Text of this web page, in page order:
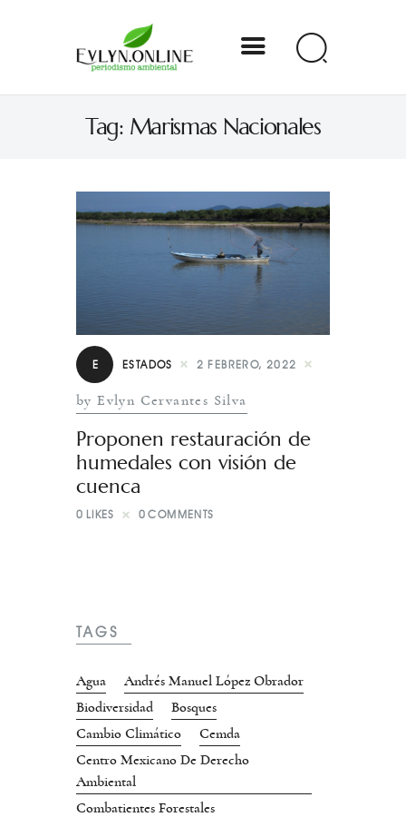
Tag: Marismas Nacionales
Evlyn Online
Periodismo para autogobernarse
Internacional
Nacional
Estados
Especial
E ESTADOS 2 FEBRERO, 2022
by Evlyn Cervantes Silva
Proponen restauración de
humedales con visión de
cuenca
0 LIKES 0 COMMENTS
TAGS
Agua
Andrés Manuel López Obrador
Biodiversidad
Bosques
Cambio Climático
Cemda
Centro Mexicano De Derecho
Ambiental
Combatientes Forestales